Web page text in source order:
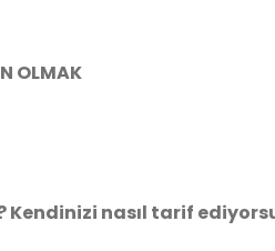
OLMAK
Kendinizi nasıl tarif